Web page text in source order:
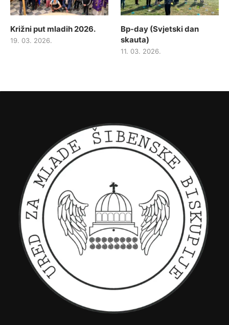
Križni put mladih 2026.
19. 03. 2026.
Bp-day (Svjetski dan
skauta)
11. 03. 2026.